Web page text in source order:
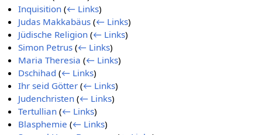
Inquisition (← Links)
Judas Makkabäus (← Links)
Jüdische Religion (← Links)
Simon Petrus (← Links)
Maria Theresia (← Links)
Dschihad (← Links)
Ihr seid Götter (← Links)
Judenchristen (← Links)
Tertullian (← Links)
Blasphemie (← Links)